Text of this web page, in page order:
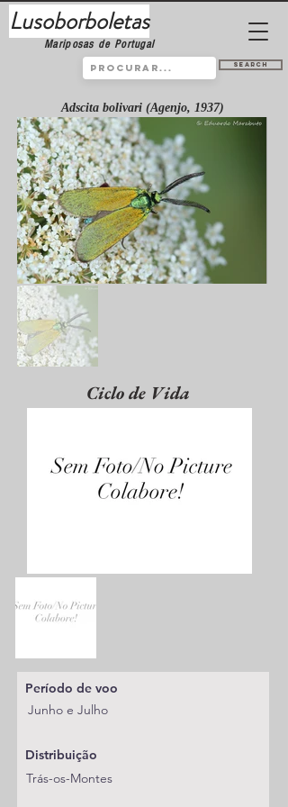
Lusoborboletas
Mariposas de Portugal
Search
Adscita bolivari (Agenjo, 1937)
Ciclo de Vida
Período de voo
Junho e Julho
Distribuição
Trás-os-Montes